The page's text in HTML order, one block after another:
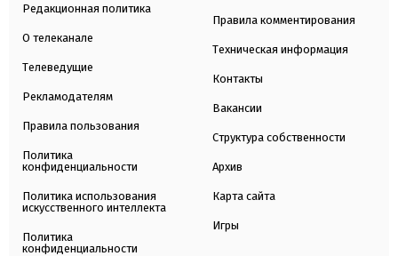
Редакционная политика
О телеканале
Телеведущие
Рекламодателям
Правила пользования
Политика
конфиденциальности
Политика использования
искусственного интеллекта
Политика
конфиденциальности
Правила комментирования
Техническая информация
Контакты
Вакансии
Структура собственности
Архив
Карта сайта
Игры